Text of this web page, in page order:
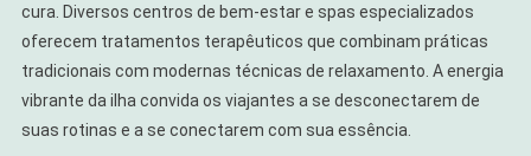
cura. Diversos centros de bem-estar e spas especializados
oferecem tratamentos terapêuticos que combinam práticas
tradicionais com modernas técnicas de relaxamento. A energia
vibrante da ilha convida os viajantes a se desconectarem de
suas rotinas e a se conectarem com sua essência.